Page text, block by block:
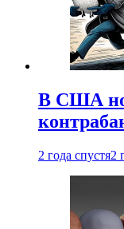
В США
2 года спустя2